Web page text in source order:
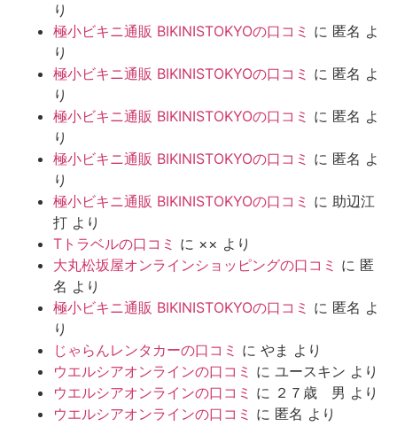
り
極小ビキニ通販 BIKINISTOKYOの口コミ に 匿名 よ
り
極小ビキニ通販 BIKINISTOKYOの口コミ に 匿名 よ
り
極小ビキニ通販 BIKINISTOKYOの口コミ に 匿名 よ
り
極小ビキニ通販 BIKINISTOKYOの口コミ に 匿名 よ
り
極小ビキニ通販 BIKINISTOKYOの口コミ に 助辺江
打 より
Tトラベルの口コミ に ×× より
大丸松坂屋オンラインショッピングの口コミ に 匿
名 より
極小ビキニ通販 BIKINISTOKYOの口コミ に 匿名 よ
り
じゃらんレンタカーの口コミ に やま より
ウエルシアオンラインの口コミ に ユースキン より
ウエルシアオンラインの口コミ に ２７歳 男 より
ウエルシアオンラインの口コミ に 匿名 より